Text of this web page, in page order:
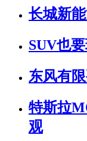
长城新
SUV也
东风有
特斯拉
观